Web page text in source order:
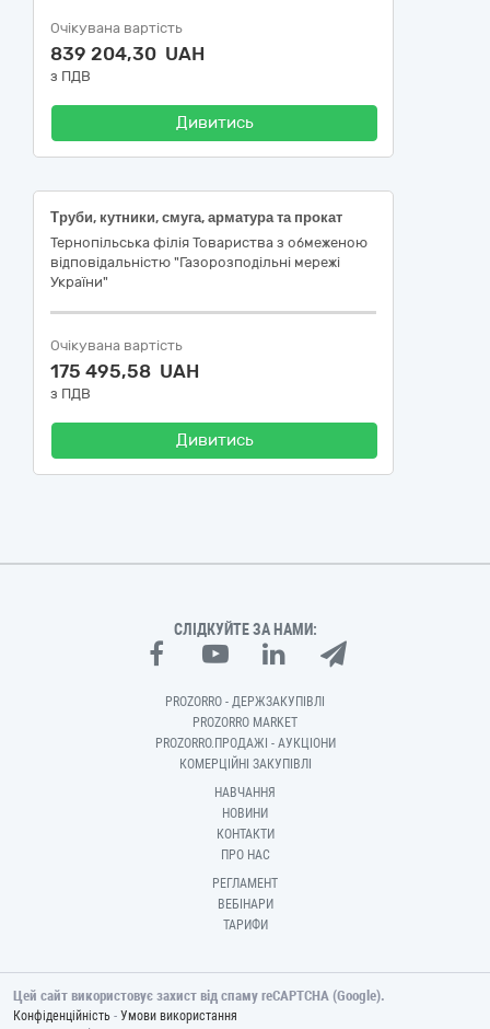
Очікувана вартість
839 204,30 UAH
з ПДВ
Дивитись
Труби, кутники, смуга, арматура та прокат
Тернопільська філія Товариства з обмеженою
відповідальністю "Газорозподільні мережі
України"
Очікувана вартість
175 495,58 UAH
з ПДВ
Дивитись
СЛІДКУЙТЕ ЗА НАМИ:
PROZORRO - ДЕРЖЗАКУПІВЛІ
PROZORRO MARKET
PROZORRO.ПРОДАЖІ - АУКЦІОНИ
КОМЕРЦІЙНІ ЗАКУПІВЛІ
НАВЧАННЯ
НОВИНИ
КОНТАКТИ
ПРО НАС
РЕГЛАМЕНТ
ВЕБІНАРИ
ТАРИФИ
Цей сайт використовує захист від спаму reCAPTCHA (Google).
Конфіденційність - Умови використання